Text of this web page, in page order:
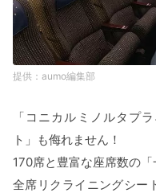
aumo編集部
「コニカルミノルタプ
ト」も侮れません！
170席と豊富な座席数の
全席リクライニングシー